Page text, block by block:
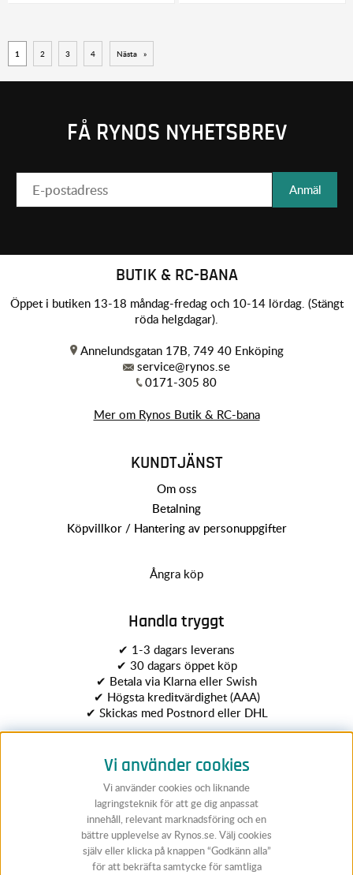
1 2 3 4 Nästa »
FÅ RYNOS NYHETSBREV
Anmäl
BUTIK & RC-BANA
Öppet i butiken 13-18 måndag-fredag och 10-14 lördag. (Stängt
röda helgdagar).
Annelundsgatan 17B, 749 40 Enköping
service@rynos.se
0171-305 80
Mer om Rynos Butik & RC-bana
KUNDTJÄNST
Om oss
Betalning
Köpvillkor / Hantering av personuppgifter
Ångra köp
Handla tryggt
✔ 1-3 dagars leverans
✔ 30 dagars öppet köp
✔ Betala via Klarna eller Swish
✔ Högsta kreditvärdighet (AAA)
✔ Skickas med Postnord eller DHL
Följ Rynos
Vi använder cookies
Vi använder cookies och liknande
lagringsteknik för att ge dig anpassat
innehåll, relevant marknadsföring och en
bättre upplevelse av Rynos.se. Välj cookies
själv eller klicka på knappen “Godkänn alla”
för att bekräfta samtycke för samtliga